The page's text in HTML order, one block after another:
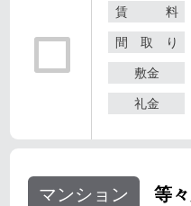
賃 料
間 取 り
敷金
礼金
マンション 等